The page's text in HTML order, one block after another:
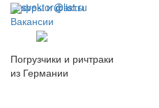
Цифры и факты
Вакансии
svektor@list.ru
Погрузчики и ричтраки
из Германии